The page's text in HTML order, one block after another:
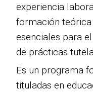
experiencia
formación
esenciales para
de prácticas
Es un programa
tituladas en